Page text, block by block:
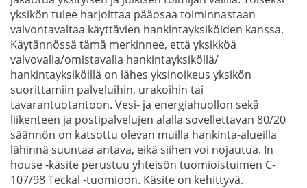
yksikön tulee harjoittaa pääosaa toiminnastaan
valvontavaltaa käyttävien hankintayksiköiden kanssa.
Käytännössä tämä merkinnee, että yksikköä
valvovalla/omistavalla hankintayksiköllä/
hankintayksiköillä on lähes yksinoikeus yksikön
suorittamiin palveluihin, urakoihin tai
tavarantuotantoon. Vesi- ja energiahuollon sekä
liikenteen ja postipalvelujen alalla sovellettavan 80/20
säännön on katsottu olevan muilla hankinta-alueilla
lähinnä suuntaa antava, eikä siihen voi nojautua. In
house -käsite perustuu yhteisön tuomioistuimen C-
107/98 Teckal -tuomioon. Käsite on kehittyvä.